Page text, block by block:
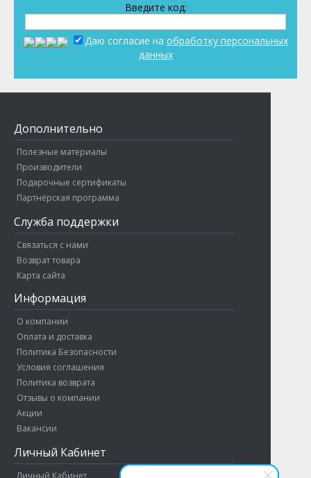
Введите код:
Даю согласие на обработку персональных
данных
Дополнительно
Полезные материалы
Производители
Подарочные сертификаты
Партнёрская программа
Служба поддержки
Связаться с нами
Возврат товара
Карта сайта
Информация
О компании
Оплата и доставка
Политика Безопасности
Условия соглашения
Политика возврата
Отзывы о компании
Акции
Вакансии
Личный Кабинет
Личный Кабинет